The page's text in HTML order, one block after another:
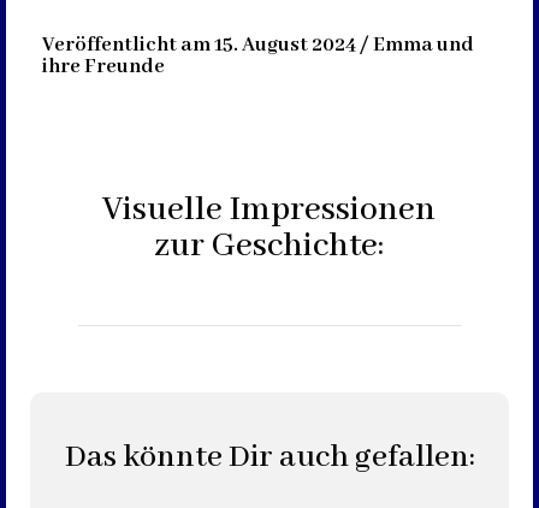
Veröffentlicht am 15. August 2024 / Emma und
ihre Freunde
Visuelle Impressionen
zur Geschichte:
Das könnte Dir auch gefallen: